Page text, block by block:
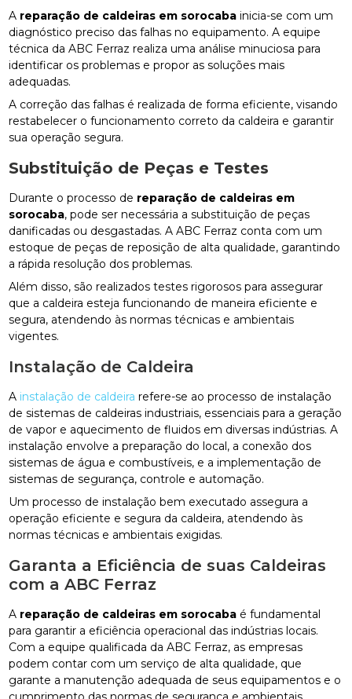
A reparação de caldeiras em sorocaba inicia-se com um
diagnóstico preciso das falhas no equipamento. A equipe
técnica da ABC Ferraz realiza uma análise minuciosa para
identificar os problemas e propor as soluções mais
adequadas.
A correção das falhas é realizada de forma eficiente, visando
restabelecer o funcionamento correto da caldeira e garantir
sua operação segura.
Substituição de Peças e Testes
Durante o processo de reparação de caldeiras em
sorocaba, pode ser necessária a substituição de peças
danificadas ou desgastadas. A ABC Ferraz conta com um
estoque de peças de reposição de alta qualidade, garantindo
a rápida resolução dos problemas.
Além disso, são realizados testes rigorosos para assegurar
que a caldeira esteja funcionando de maneira eficiente e
segura, atendendo às normas técnicas e ambientais
vigentes.
Instalação de Caldeira
A instalação de caldeira refere-se ao processo de instalação
de sistemas de caldeiras industriais, essenciais para a geração
de vapor e aquecimento de fluidos em diversas indústrias. A
instalação envolve a preparação do local, a conexão dos
sistemas de água e combustíveis, e a implementação de
sistemas de segurança, controle e automação.
Um processo de instalação bem executado assegura a
operação eficiente e segura da caldeira, atendendo às
normas técnicas e ambientais exigidas.
Garanta a Eficiência de suas Caldeiras
com a ABC Ferraz
A reparação de caldeiras em sorocaba é fundamental
para garantir a eficiência operacional das indústrias locais.
Com a equipe qualificada da ABC Ferraz, as empresas
podem contar com um serviço de alta qualidade, que
garante a manutenção adequada de seus equipamentos e o